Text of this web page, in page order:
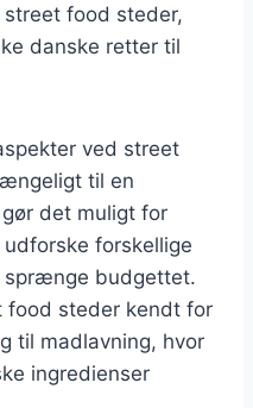
food steder,
danske retter til
ved street
til en
det muligt for
forskellige
sprænge budgettet.
food steder kendt for
til madlavning, hvor
ingredienser